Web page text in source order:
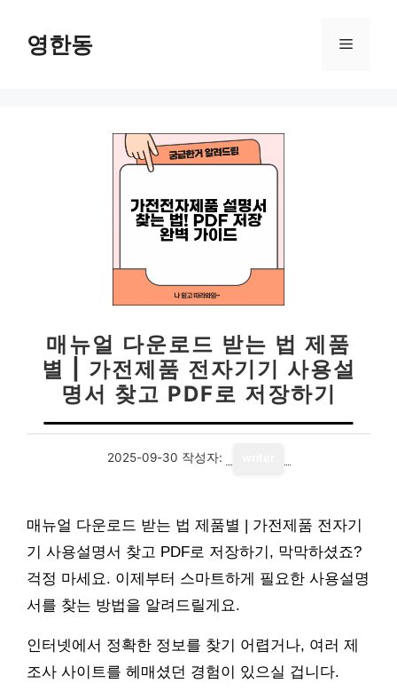
영한동 메
매뉴얼 다운로드 받는 법 제품
별 | 가전제품 전자기기 사용설
명서 찾고 PDF로 저장하기
2025-09-30 작성자:
매뉴얼 다운로드 받는 법 제품별 | 가전제품 전자기
기 사용설명서 찾고 PDF로 저장하기, 막막하셨죠?
걱정 마세요. 이제부터 스마트하게 필요한 사용설명
서를 찾는 방법을 알려드릴게요.
인터넷에서 정확한 정보를 찾기 어렵거나, 여러 제
조사 사이트를 헤매셨던 경험이 있으실 겁니다.